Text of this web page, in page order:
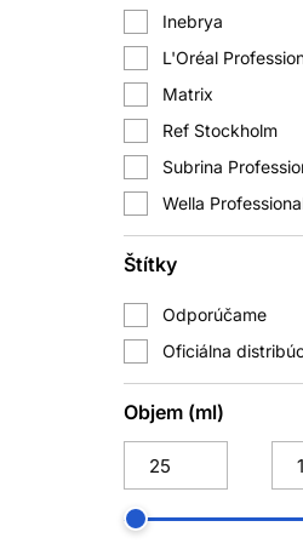
ocenia
Ak sú
svieži.
Pri blond
aj od
Inebrya
L'Oréal
Matrix
Ref Stockholm
Subrina
Wella
Štítky
Odporúčame
Oficiálna
Objem (ml)